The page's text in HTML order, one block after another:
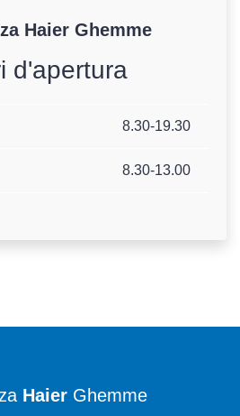
Haier Ghemme
d'apertura
8.30-19.30
8.30-13.00
HaierGhemme